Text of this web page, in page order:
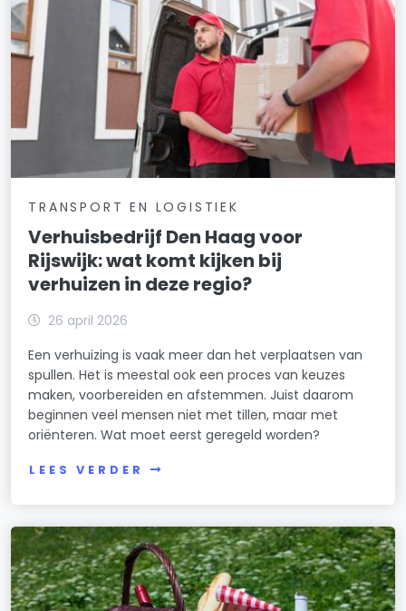
TRANSPORT EN LOGISTIEK
Verhuisbedrijf Den Haag voor
Rijswijk: wat komt kijken bij
verhuizen in deze regio?
26 april 2026
Een verhuizing is vaak meer dan het verplaatsen van
spullen. Het is meestal ook een proces van keuzes
maken, voorbereiden en afstemmen. Juist daarom
beginnen veel mensen niet met tillen, maar met
oriënteren. Wat moet eerst geregeld worden?
LEES VERDER